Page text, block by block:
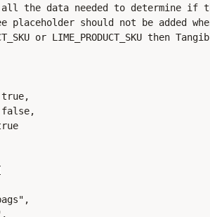
the data needed to determine if
placeholder should not be added
or LIME_PRODUCT_SKU then